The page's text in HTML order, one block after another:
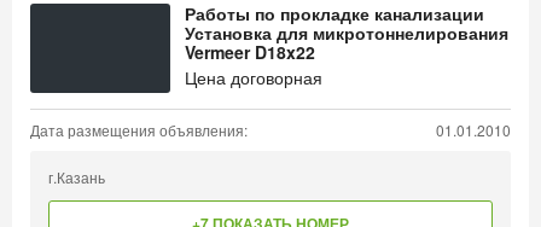
Работы по прокладке канализации
Установка для микротоннелирования
Vermeer D18x22
Цена договорная
Дата размещения объявления: 01.01.2010
г.Казань